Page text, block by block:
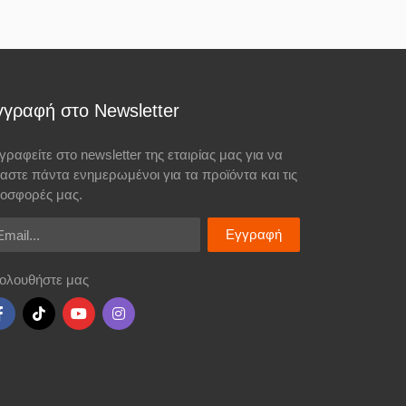
στο Newsletter
στο newsletter της εταιρίας μας για να
πάντα ενημερωμένοι για τα προϊόντα και τις
μας.
Εγγραφή
μας